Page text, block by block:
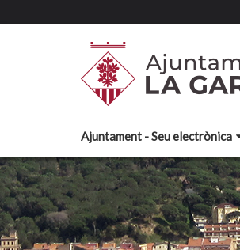
Ajuntament - Seu electrònica